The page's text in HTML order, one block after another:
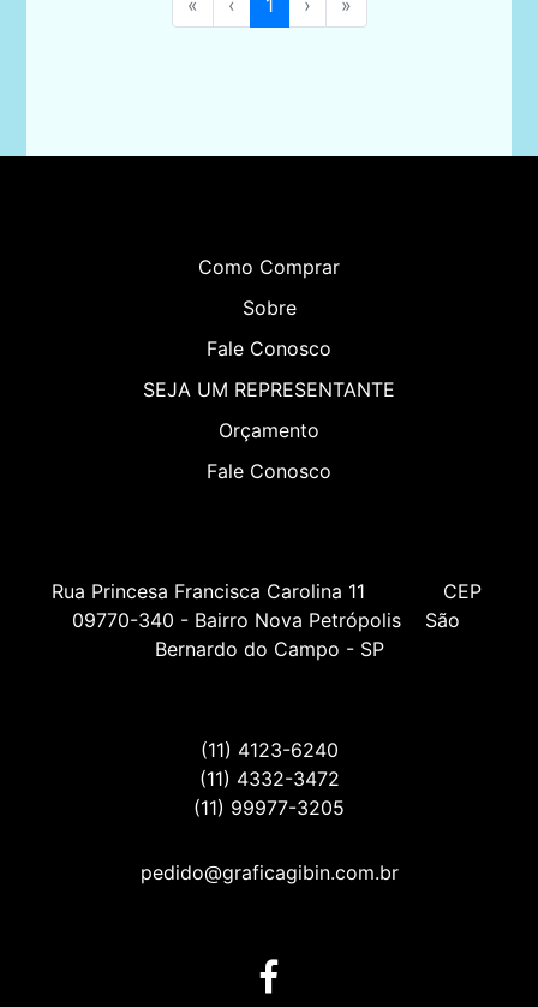
« ‹ 1 › »
Como Comprar
Sobre
Fale Conosco
SEJA UM REPRESENTANTE
Orçamento
Fale Conosco
Rua Princesa Francisca Carolina 11             CEP
09770-340 - Bairro Nova Petrópolis    São
Bernardo do Campo - SP
(11) 4123-6240
(11) 4332-3472
(11) 99977-3205
pedido@graficagibin.com.br